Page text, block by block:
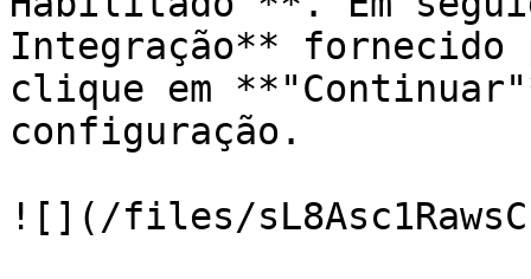
Integração** fornecido
clique em
configuração.
![](/files/